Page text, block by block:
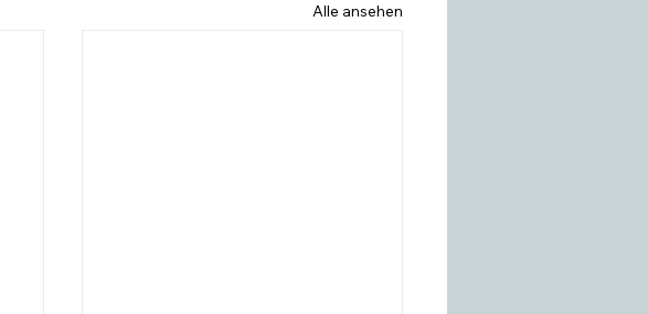
Alle ansehen